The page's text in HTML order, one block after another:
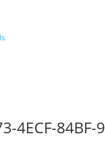
4ECF-84BF-